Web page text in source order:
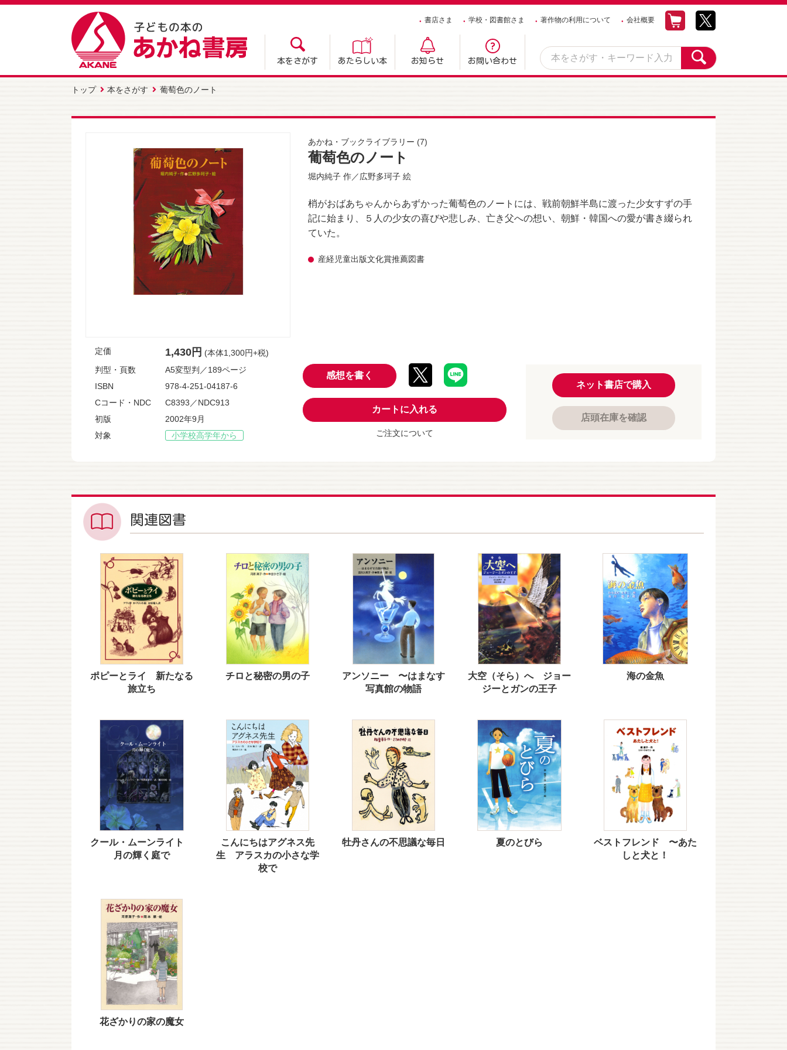
書店さま 学校・図書館さま 著作物の利用について 会社概要
本をさがす あたらしい本 お知らせ お問い合わせ
トップ 本をさがす 葡萄色のノート
あかね・ブックライブラリー (7)
葡萄色のノート
堀内純子 作／広野多珂子 絵
梢がおばあちゃんからあずかった葡萄色のノートには、戦前朝鮮半島に渡った少女すずの手
記に始まり、５人の少女の喜びや悲しみ、亡き父への想い、朝鮮・韓国への愛が書き綴られ
ていた。
産経児童出版文化賞推薦図書
感想を書く
カートに入れる
ご注文について
定価 1,430円 (本体1,300円+税)
判型・頁数
A5変型判／189ページ
ISBN
978-4-251-04187-6
Cコード・NDC
C8393／NDC913
初版
2002年9月
対象
小学校高学年から
ネット書店で購入
店頭在庫を確認
関連図書
ポピーとライ 新たなる
旅立ち
チロと秘密の男の子
アンソニー 〜はまなす
写真館の物語
大空（そら）へ ジョー
ジーとガンの王子
海の金魚
クール・ムーンライト
月の輝く庭で
こんにちはアグネス先
生 アラスカの小さな学
校で
牡丹さんの不思議な毎日 夏のとびら
ベストフレンド 〜あた
しと犬と！
花ざかりの家の魔女